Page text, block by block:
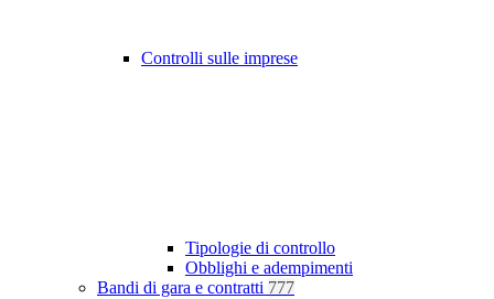
Controlli sulle imprese
Tipologie di controllo
Obblighi e adempimenti
Bandi di gara e contratti 777